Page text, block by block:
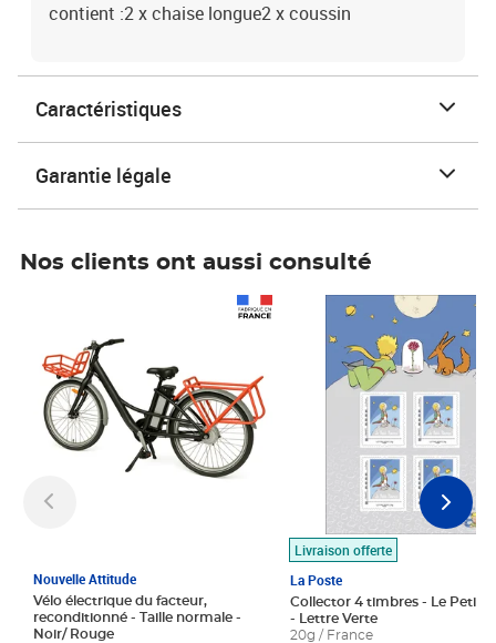
contient :2 x chaise longue2 x coussin
Caractéristiques
Garantie légale
Nos clients ont aussi consulté
Nouvelle Attitude
Vélo électrique du facteur,
reconditionné - Taille normale -
Noir/ Rouge
Livraison offerte
La Poste
Collector 4 timbres - Le Petit
- Lettre Verte
20g / France
Prix 7,50€